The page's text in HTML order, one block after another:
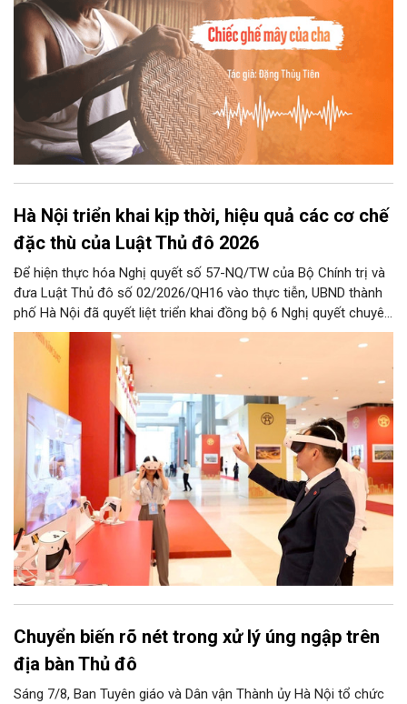
Hà Nội triển khai kịp thời, hiệu quả các cơ chế
đặc thù của Luật Thủ đô 2026
Để hiện thực hóa Nghị quyết số 57-NQ/TW của Bộ Chính trị và
đưa Luật Thủ đô số 02/2026/QH16 vào thực tiễn, UBND thành
phố Hà Nội đã quyết liệt triển khai đồng bộ 6 Nghị quyết chuyên
đề của HĐND Thành phố. Đợt triển khai này đề ra khung chính
sách cùng hệ thống giải pháp toàn diện nhằm cụ thể hóa các
cơ chế đặc thù, tạo động lực bứt phá cho phát triển khoa học,
công nghệ, đổi mới sáng tạo và chuyển đổi số trên địa bàn Thủ
đô.
Chuyển biến rõ nét trong xử lý úng ngập trên
địa bàn Thủ đô
Sáng 7/8, Ban Tuyên giáo và Dân vận Thành ủy Hà Nội tổ chức